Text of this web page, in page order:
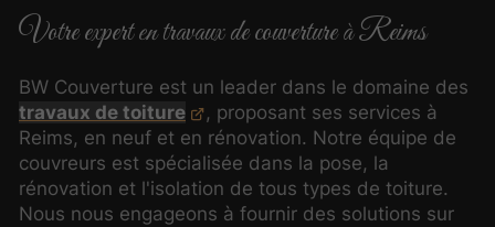
Votre expert en travaux de couverture à Reims
BW Couverture est un leader dans le domaine des
travaux de toiture
, proposant ses services à
Reims, en neuf et en rénovation. Notre équipe de
couvreurs est spécialisée dans la pose, la
rénovation et l'isolation de tous types de toiture.
Nous nous engageons à fournir des solutions sur